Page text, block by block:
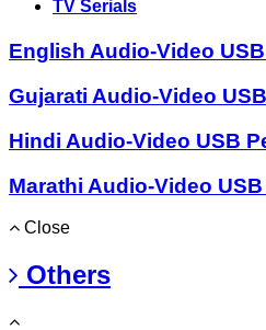
TV Serials
English Audio-Video
Gujarati Audio-Video
Hindi Audio-Video USB
Marathi Audio-Video
Close
Others